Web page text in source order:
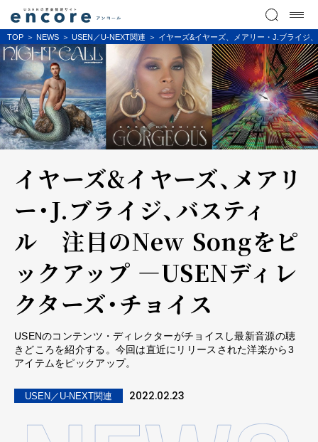
TOP NEWS USEN／U-NEXT関連 イヤーズ&イヤーズ、メアリー・J.ブライ
イヤーズ&イヤーズ、メアリ
ー・J.ブライジ、バスティ
ル 注目のNew Songをピ
ックアップ ―USENディレ
クターズ・チョイス
USENのコンテンツ・ディレクターがチョイスし最新音源の聴
きどころを紹介する。今回は直近にリリースされた洋楽から3
アイテムをピックアップ。
USEN／U-NEXT関連 2022.02.23